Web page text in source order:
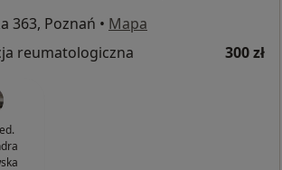
363, Poznań • Mapa
reumatologiczna
300 zł